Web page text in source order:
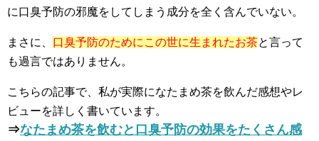
に口臭予防の邪魔をしてしまう成分を全く含んでいない。
まさに、 口臭予防のためにこの世に生まれたお茶と言って
も過言ではありません。
こちらの記事で、私が実際になたまめ茶を飲んだ感想やレ
ビューを詳しく書いています。
⇒なたまめ茶を飲むと口臭予防の効果をたくさん感